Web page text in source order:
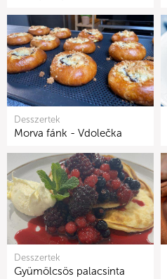
Desszertek
Morva fánk - Vdolečka
Desszertek
Gyümölcsös palacsinta